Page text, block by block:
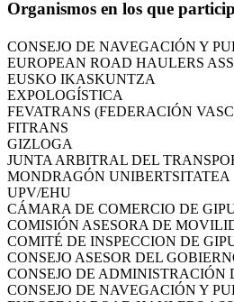
Organismos en los que
CONSEJO ASESOR DEL
CONSEJO DE ADMINISTRACIÓN
CONSEJO DE NAVEGACIÓN Y
EUROPEAN ROAD HAULERS
EUSKO IKASKUNTZA
EXPOLOGÍSTICA
FEVATRANS (FEDERACIÓN
FITRANS
GIZLOGA
JUNTA ARBITRAL DEL
MONDRAGÓN UNIBERTSITATEA
UPV/EHU
CÁMARA DE COMERCIO DE
COMISIÓN ASESORA DE
COMITÉ DE INSPECCION DE
CONSEJO ASESOR DEL
CONSEJO DE ADMINISTRACIÓN
CONSEJO DE NAVEGACIÓN Y
EUROPEAN ROAD HAULERS